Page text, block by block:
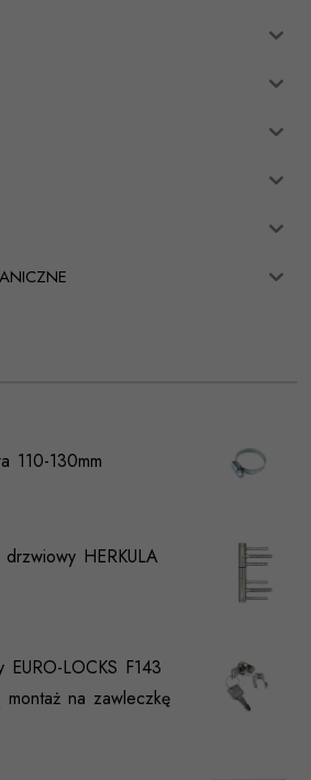
110-130mm
HERKULA
EURO-LOCKS F143
na zawleczkę